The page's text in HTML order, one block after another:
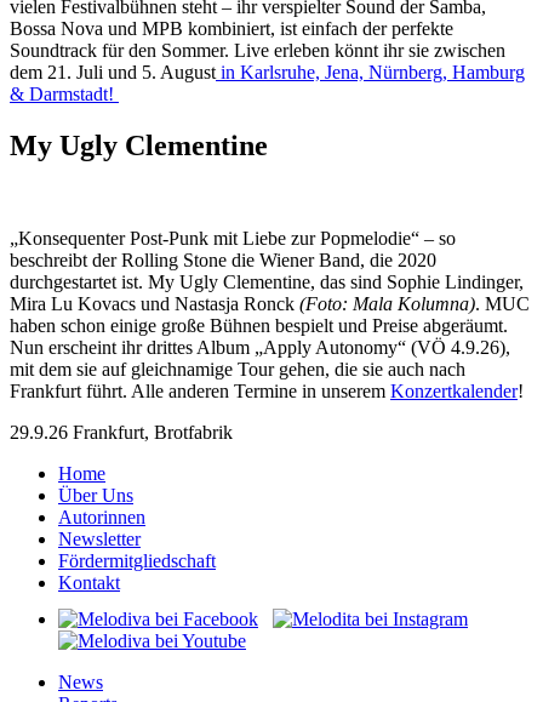
vielen Festivalbühnen steht – ihr verspielter Sound der Samba,
Bossa Nova und MPB kombiniert, ist einfach der perfekte
Soundtrack für den Sommer. Live erleben könnt ihr sie zwischen
dem 21. Juli und 5. August in Karlsruhe, Jena, Nürnberg, Hamburg
& Darmstadt!
My Ugly Clementine
„Konsequenter Post-Punk mit Liebe zur Popmelodie“ – so
beschreibt der Rolling Stone die Wiener Band, die 2020
durchgestartet ist. My Ugly Clementine, das sind Sophie Lindinger,
Mira Lu Kovacs und Nastasja Ronck (Foto: Mala Kolumna). MUC
haben schon einige große Bühnen bespielt und Preise abgeräumt.
Nun erscheint ihr drittes Album „Apply Autonomy“ (VÖ 4.9.26),
mit dem sie auf gleichnamige Tour gehen, die sie auch nach
Frankfurt führt. Alle anderen Termine in unserem Konzertkalender!
29.9.26 Frankfurt, Brotfabrik
Home
Über Uns
Autorinnen
Newsletter
Fördermitgliedschaft
Kontakt
News